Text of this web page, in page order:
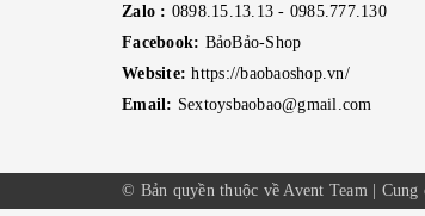
Zalo : 0898.15.13.13 - 0985.777.130
Facebook: BảoBảo-Shop
Website:https://baobaoshop.vn/
Email: Sextoysbaobao@gmail.com
© Bản quyền thuộc về Avent Team Cung